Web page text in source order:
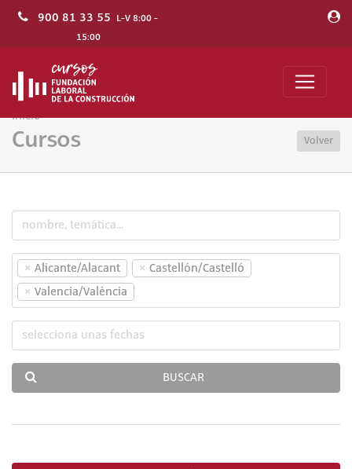
900 81 33 55 L-V 8:00 -
15:00
Inicio
Cursos Volver
× Alicante/Alacant × Castellón/Castelló
× Valencia/València
BUSCAR